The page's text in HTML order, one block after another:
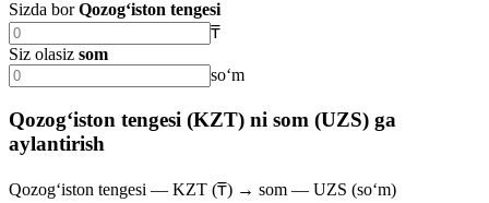
Sizda bor Qozog‘iston tengesi
₸
Siz olasiz som
soʻm
Qozog‘iston tengesi (KZT) ni som (UZS) ga
aylantirish
Qozog‘iston tengesi — KZT (₸) → som — UZS (soʻm)